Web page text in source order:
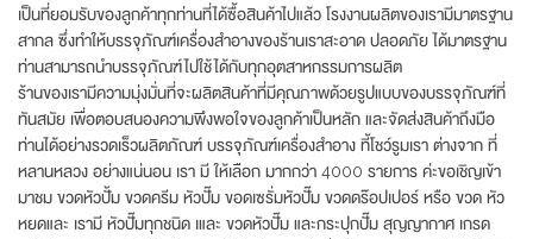
เป็นที่ยอมรับของลูกค้าทุกท่านที่ได้ซื้อสินค้าไปแล้ว โรงงานผลิตของเรามีมาตรฐาน
สากล ซึ่งทำให้บรรจุภัณฑ์เครื่องสำอางของร้านเราสะอาด ปลอดภัย ได้มาตรฐาน
ท่านสามารถนำบรรจุภัณฑ์ไปใช้ได้กับทุกอุตสาหกรรมการผลิต
ร้านของเรามีความมุ่งมั่นที่จะผลิตสินค้าที่มีคุณภาพด้วยรูปแบบของบรรจุภัณฑ์ที่
ทันสมัย เพื่อตอบสนองความพึงพอใจของลูกค้าเป็นหลัก และจัดส่งสินค้าถึงมือ
ท่านได้อย่างรวดเร็วผลิตภัณฑ์ บรรจุภัณฑ์เครื่องสำอาง ที้โชว์รูมเรา ต่างจาก ที่
หลานหลวง อย่างแน่นอน เรา มี ให้เลือก มากกว่า 4000 รายการ ค่ะขอเชิญเข้า
มาชม ขวดหัวปั้ม ขวดครีม หัวปั๊ม ขอดเซรั่มหัวปั๊ม ขวดดร๊อปเปอร์ หรือ ขวด หัว
หยดและ เรามี หัวปั๊มทุกชนิด เและ ขวดหัวปั๊ม และกระปุกปั๊ม สุญญากาศ เกรด